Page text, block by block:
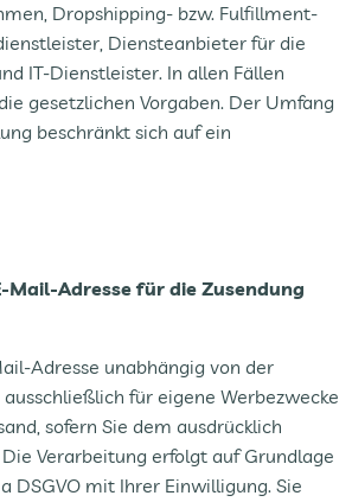
Dropshipping- bzw. Fulfillment-
Diensteanbieter für die
IT-Dienstleister. In allen Fällen
gesetzlichen Vorgaben. Der Umfang
beschränkt sich auf ein
Mail-Adresse für die Zusendung
Adresse unabhängig von der
für eigene Werbezwecke
sofern Sie dem ausdrücklich
Verarbeitung erfolgt auf Grundlage
DSGVO mit Ihrer Einwilligung. Sie